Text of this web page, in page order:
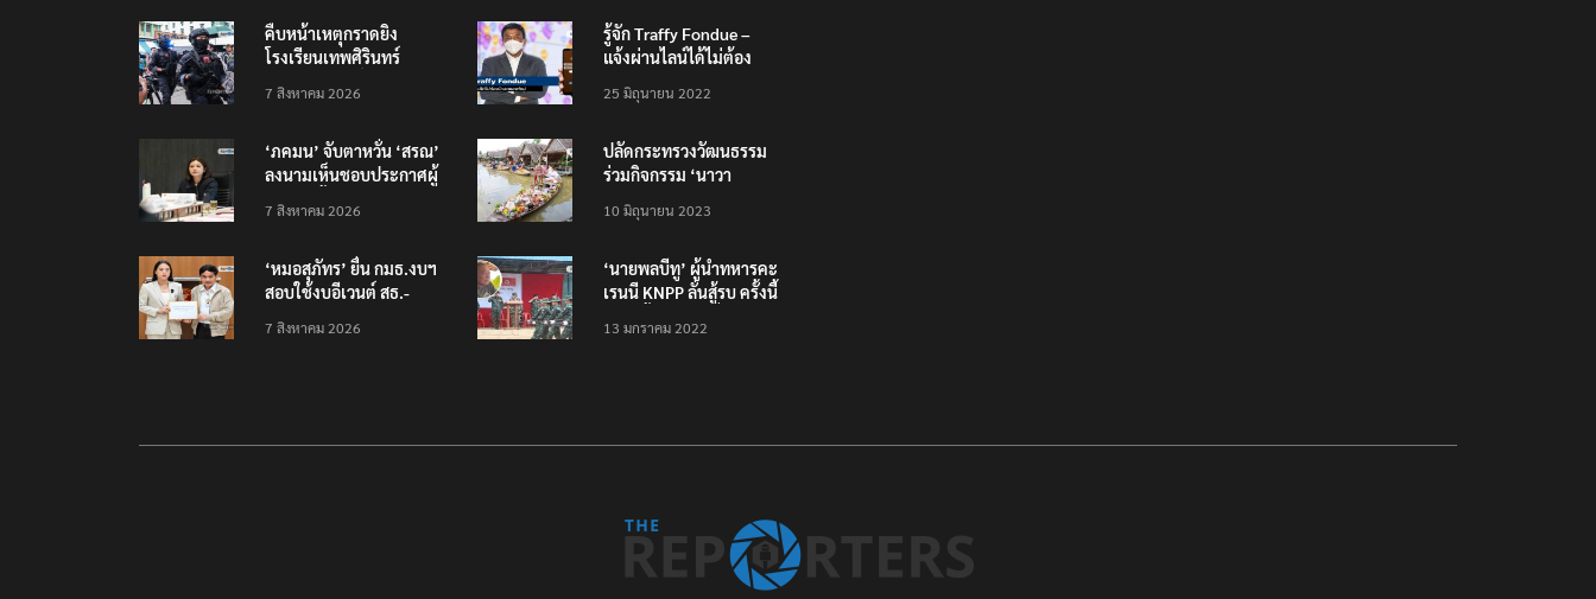
คืบหน้าเหตุกราดยิง
โรงเรียนเทพศิรินทร์
15 เสียชีวิตแล้ว 5
7 สิงหาคม 2026
‘ภคมน’ จับตาหวั่น ‘สรณ’
ลงนามเห็นชอบประกาศผู้
โครงการกองทุน USO
7 สิงหาคม 2026
‘หมอสุภัทร’ ยื่น กมธ.งบฯ
สอบใช้งบอีเวนต์ สธ.-
ล้าน
7 สิงหาคม 2026
รู้จัก Traffy Fondue –
แจ้งผ่านไลน์ได้ไม่ต้อง
ทั่วไทย ไม่ใช่แค่ในกรุง
25 มิถุนายน 2022
ปลัดกระทรวงวัฒนธรรม
ร่วมกิจกรรม ‘นาวา
ตักบาตรทางน้ำ
10 มิถุนายน 2023
‘นายพลบีทู’ ผู้นำทหารคะ
เรนนี KNPP ลั่นสู้รบ ครั้งนี้
ประชาชนต้องชนะ
13 มกราคม 2022